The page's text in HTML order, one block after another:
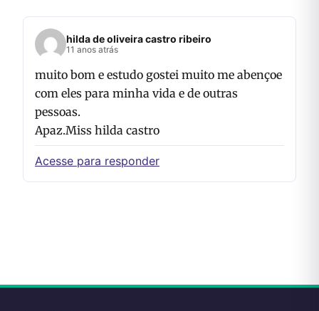
hilda de oliveira castro ribeiro
11 anos atrás
muito bom e estudo gostei muito me abençoe
com eles para minha vida e de outras
pessoas.
Apaz.Miss hilda castro
Acesse para responder